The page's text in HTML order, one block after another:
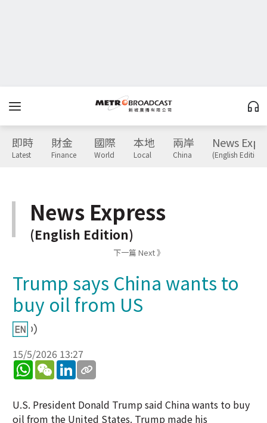
即時
Latest
財金
Finance
國際
World
本地
Local
兩岸
China
News
(English Edition)
News Express
(English Edition)
下一篇 Next 》
Trump says China wants to
buy oil from US
15/5/2026 13:27
WhatsApp
WeChatLinkedIn
U.S. President Donald Trump said China wants to buy
oil from the United States. Trump made his